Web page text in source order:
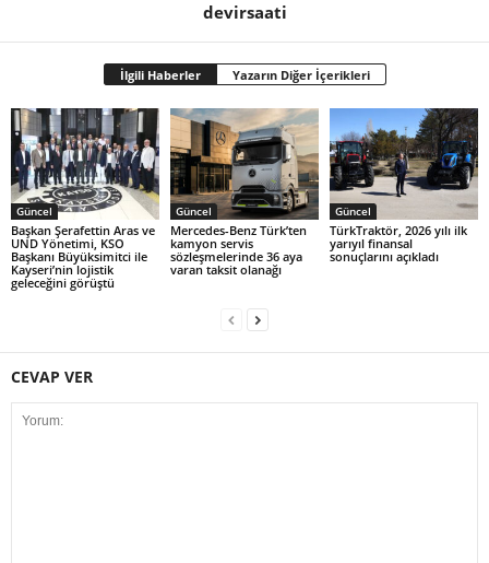
devirsaati
İlgili Haberler Yazarın Diğer İçerikleri
Güncel
Başkan Şerafettin Aras ve
UND Yönetimi, KSO
Başkanı Büyüksimitci ile
Kayseri’nin lojistik
geleceğini görüştü
Güncel
Mercedes-Benz Türk’ten
kamyon servis
sözleşmelerinde 36 aya
varan taksit olanağı
Güncel
TürkTraktör, 2026 yılı ilk
yarıyıl finansal
sonuçlarını açıkladı
CEVAP VER